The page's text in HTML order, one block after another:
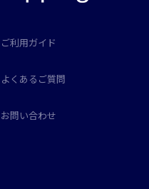
ご利用ガイド
よくあるご質問
お問い合わせ